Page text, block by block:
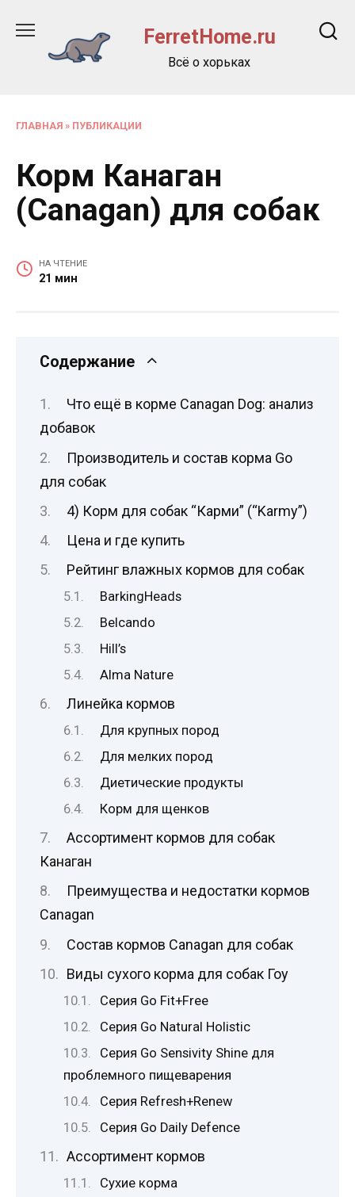
содержанию
FerretHome.ru
Всё о хорьках
ГЛАВНАЯ » ПУБЛИКАЦИИ
Корм Канаган
(Canagan) для собак
НА ЧТЕНИЕ
21 мин
Содержание
Что ещё в корме Canagan Dog: анализ
добавок
Производитель и состав корма Go
для собак
4) Корм для собак “Карми” (“Karmy”)
Цена и где купить
Рейтинг влажных кормов для собак
BarkingHeads
Belcando
Hill’s
Alma Nature
Линейка кормов
Для крупных пород
Для мелких пород
Диетические продукты
Корм для щенков
Ассортимент кормов для собак
Канаган
Преимущества и недостатки кормов
Canagan
Состав кормов Canagan для собак
Виды сухого корма для собак Гоу
Серия Go Fit+Free
Серия Go Natural Holistic
Серия Go Sensivity Shine для
проблемного пищеварения
Серия Refresh+Renew
Серия Go Daily Defence
Ассортимент кормов
Сухие корма